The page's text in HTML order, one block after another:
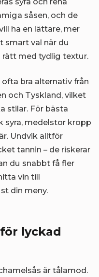
såsen, och de
ha en lättare, mer
smart val när du
rätt med tydlig textur.
bra alternativ från
och Tyskland, vilket
stilar. För bästa
syra, medelstor kropp
Undvik alltför
tannin – de riskerar
du snabbt få fler
vin till
din meny.
lyckad
är tålamod.